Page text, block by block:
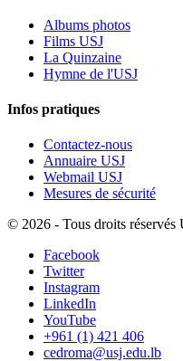
Albums photos
Films USJ
La Quinzaine
Hymne de l'USJ
Infos pratiques
Contactez-nous
Annuaire USJ
Webmail USJ
Mesures de sécurité
© 2026 - Tous droits
Facebook
Twitter
Instagram
LinkedIn
YouTube
+961 (1) 421 406
cedroma@usj.edu.lb